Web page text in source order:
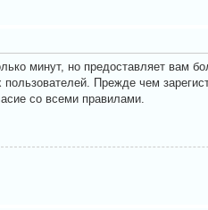
минут, но предоставляет вам
Прежде чем
со всеми правилами.